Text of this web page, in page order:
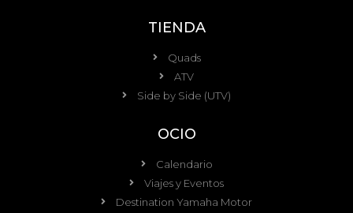
TIENDA
Quads
ATV
Side by Side (UTV)
OCIO
Calendario
Viajes y Eventos
Destination Yamaha Motor